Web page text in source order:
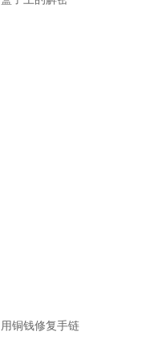
用铜钱修复手链